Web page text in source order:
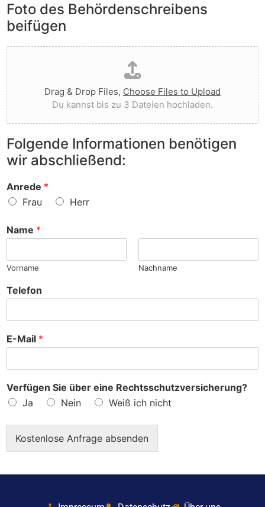
v
o
r
g
e
w
o
r
f
e
n
?
l
i
e
t
I
h
n
e
n
v
o
r
?
e
A
n
e
r
k
u
n
g
e
n
z
u
S
a
c
e
Foto des Behördenschreibens
beifügen
D
a
t
e
i
h
o
h
l
d
e
n
Drag & Drop Files, Choose Files to Upload
Du kannst bis zu 3 Dateien hochladen.
Folgende Informationen benötigen
wir abschließend:
Anrede *
Frau
Herr
Name *
Vorname Nachname
Telefon
E-Mail *
Verfügen Sie über eine Rechtsschutzversicherung?
Ja
Nein Weiß ich nicht
Kostenlose Anfrage absenden